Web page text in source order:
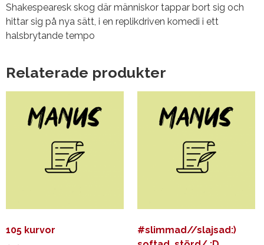
Shakespearesk skog där människor tappar bort sig och
hittar sig på nya sätt, i en replikdriven komedi i ett
halsbrytande tempo
Relaterade produkter
105 kurvor
#slimmad//slajsad:)